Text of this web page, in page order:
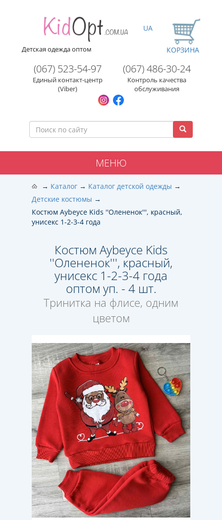
Детская одежда оптом
(067) 523-54-97
Единый контакт-центр
(Viber)
(067) 486-30-24
Контроль качества
обслуживания
UA
КОРЗИНА
МЕНЮ
Каталог
Каталог детской одежды
Детские костюмы
Костюм Aybeyce Kids ''Олененок''', красный,
унисекс 1-2-3-4 года
Костюм Aybeyce Kids
''Олененок''', красный,
унисекс 1-2-3-4 года
оптом уп. - 4 шт.
Тринитка на флисе, одним
цветом